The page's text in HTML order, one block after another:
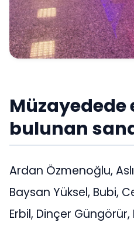
Müzayedede
bulunan
Ardan Özmenoğlu,
Baysan Yüksel, Bubi,
Erbil, Dinçer Güngörür,